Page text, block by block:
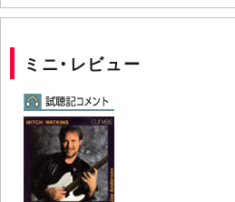
ミニ・レビュー